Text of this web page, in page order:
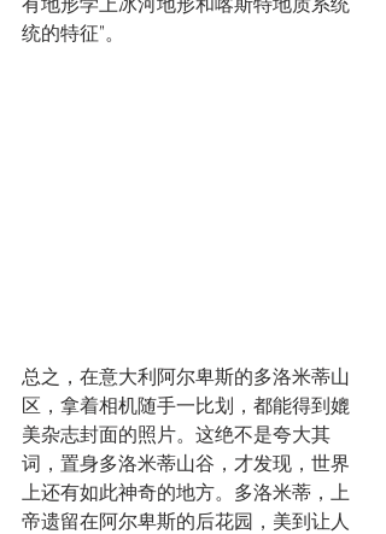
统的特征”。
总之，在意大利阿尔卑斯的多洛米蒂山
区，拿着相机随手一比划，都能得到媲
美杂志封面的照片。这绝不是夸大其
词，置身多洛米蒂山谷，才发现，世界
上还有如此神奇的地方。多洛米蒂，上
帝遗留在阿尔卑斯的后花园，美到让人